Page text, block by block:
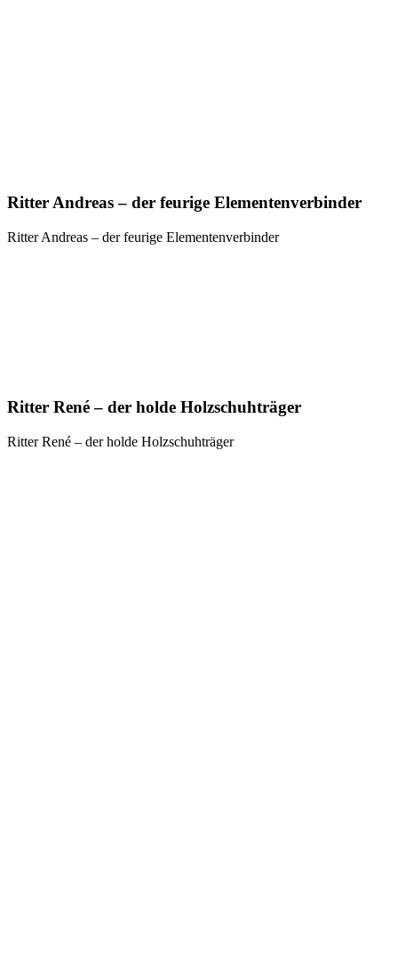
Ritter Andreas – der feurige Elementenverbinder
Ritter Andreas – der feurige Elementenverbinder
Ritter René – der holde Holzschuhträger
Ritter René – der holde Holzschuhträger